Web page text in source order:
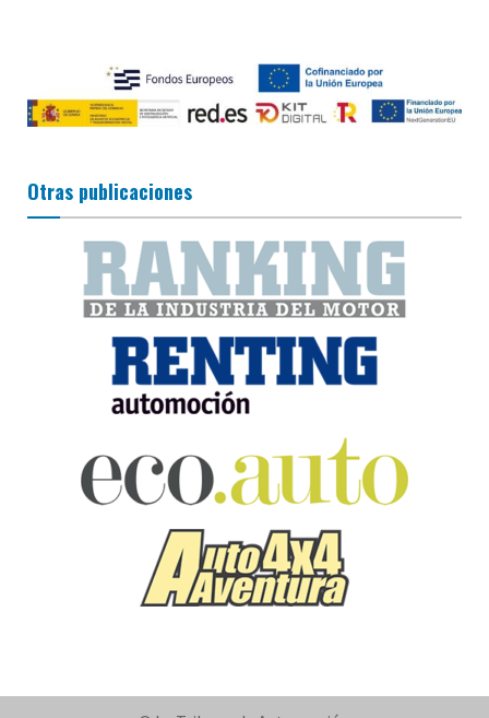
Otras publicaciones